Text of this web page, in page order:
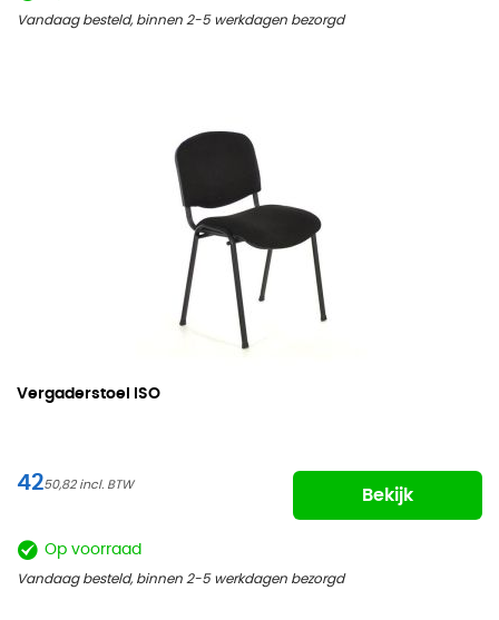
Vandaag besteld, binnen 2-5 werkdagen bezorgd
Vergaderstoel ISO
4250,82
Bekijk
Op voorraad
Vandaag besteld, binnen 2-5 werkdagen bezorgd